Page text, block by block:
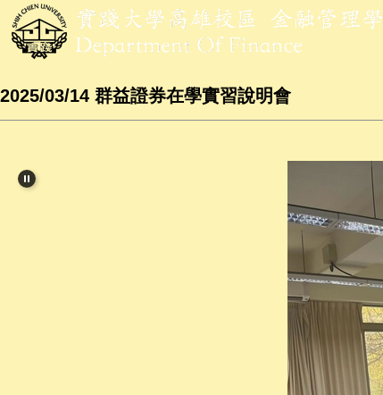
2025/03/14 群益證券在學實習說明會